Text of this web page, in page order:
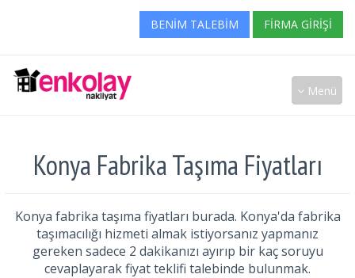
BENIM TALEBIM FIRMA GIRIŞI
Menü
Konya Fabrika Taşıma Fiyatları
Konya fabrika taşıma fiyatları burada. Konya'da fabrika
taşımacılığı hizmeti almak istiyorsanız yapmanız
gereken sadece 2 dakikanızı ayırıp bir kaç soruyu
cevaplayarak fiyat teklifi talebinde bulunmak.